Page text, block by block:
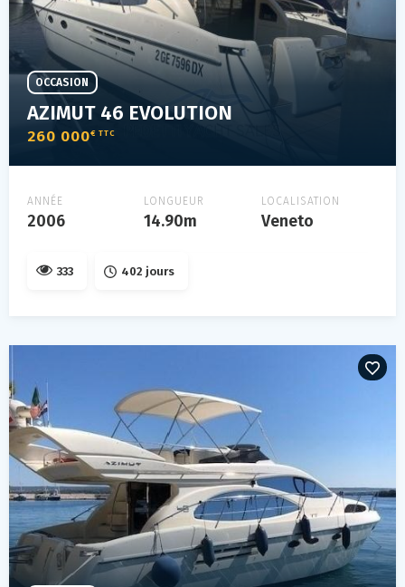
AZIMUT 46 EVOLUTION
260 000€ TTC
OCCASION
ANNÉE
2006
LONGUEUR
14.90m
LOCALISATION
Veneto
333 402 jours